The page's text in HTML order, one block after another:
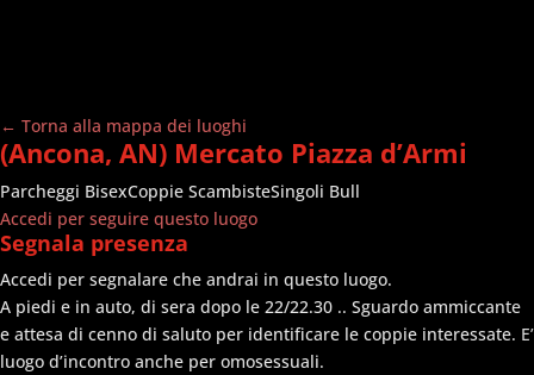
← Torna alla mappa dei luoghi
(Ancona, AN) Mercato Piazza d’Armi
Parcheggi BisexCoppie ScambisteSingoli Bull
Accedi per seguire questo luogo
Segnala presenza
Accedi per segnalare che andrai in questo luogo.
A piedi e in auto, di sera dopo le 22/22.30 .. Sguardo ammiccante
e attesa di cenno di saluto per identificare le coppie interessate. E’
luogo d’incontro anche per omosessuali.